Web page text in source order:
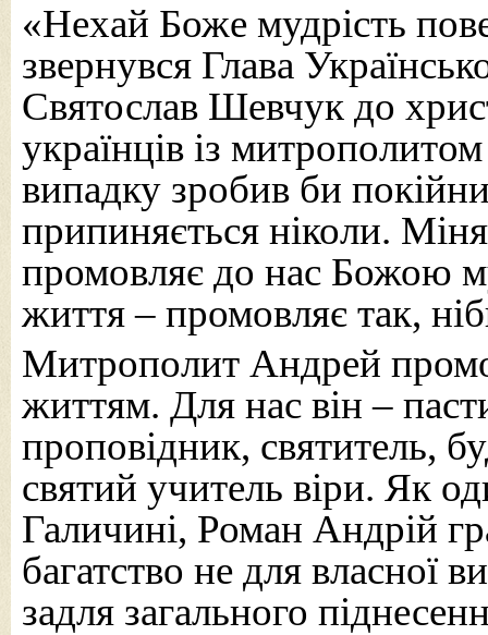
«Нехай Боже мудрість
звернувся Глава
Святослав Шевчук до
українців із
випадку зробив би
припиняється ніколи.
промовляє до нас Божою
життя – промовляє так,
Митрополит Андрей
життям. Для нас він –
проповідник, святитель,
святий учитель віри. Як
Галичині, Роман Андрій
багатство не для власної
задля загального